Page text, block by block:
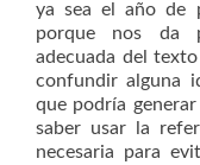
ya sea el año de
porque nos da
adecuada del
confundir alguna
que podría
saber usar la
necesaria para